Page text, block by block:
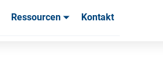
Ressourcen Kontakt